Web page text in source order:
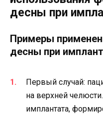
десны при
Примеры
десны при
Первый случай:
на верхней
имплантата,